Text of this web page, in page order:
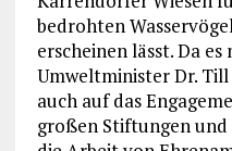
bedrohten
erscheinen lässt. Da es
Umweltminister Dr.
auch auf das
großen Stiftungen und